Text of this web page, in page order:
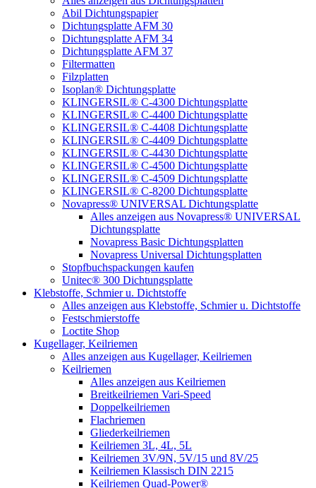
Abil Dichtungspapier
Dichtungsplatte AFM 30
Dichtungsplatte AFM 34
Dichtungsplatte AFM 37
Filtermatten
Filzplatten
Isoplan® Dichtungsplatte
KLINGERSIL® C-4300 Dichtungsplatte
KLINGERSIL® C-4400 Dichtungsplatte
KLINGERSIL® C-4408 Dichtungsplatte
KLINGERSIL® C-4409 Dichtungsplatte
KLINGERSIL® C-4430 Dichtungsplatte
KLINGERSIL® C-4500 Dichtungsplatte
KLINGERSIL® C-4509 Dichtungsplatte
KLINGERSIL® C-8200 Dichtungsplatte
Novapress® UNIVERSAL Dichtungsplatte
Alles anzeigen aus Novapress® UNIVERSAL
Dichtungsplatte
Novapress Basic Dichtungsplatten
Novapress Universal Dichtungsplatten
Stopfbuchspackungen kaufen
Unitec® 300 Dichtungsplatte
Klebstoffe, Schmier u. Dichtstoffe
Alles anzeigen aus Klebstoffe, Schmier u. Dichtstoffe
Festschmierstoffe
Loctite Shop
Kugellager, Keilriemen
Alles anzeigen aus Kugellager, Keilriemen
Keilriemen
Alles anzeigen aus Keilriemen
Breitkeilriemen Vari-Speed
Doppelkeilriemen
Flachriemen
Gliederkeilriemen
Keilriemen 3L, 4L, 5L
Keilriemen 3V/9N, 5V/15 und 8V/25
Keilriemen Klassisch DIN 2215
Keilriemen Quad-Power®